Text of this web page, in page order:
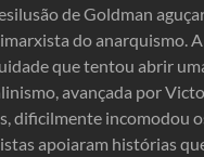
de Goldman
do anarquismo.
que tentou abrir
avançada por
dificilmente incomodou
apoiaram histórias